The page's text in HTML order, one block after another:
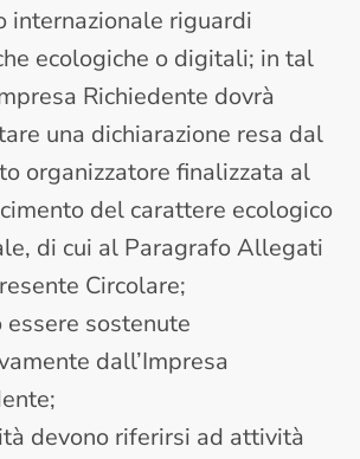
internazionale riguardi
ecologiche o digitali; in tal
Richiedente dovrà
una dichiarazione resa dal
organizzatore finalizzata al
del carattere ecologico
di cui al Paragrafo Allegati
Circolare;
essere sostenute
dall’Impresa
devono riferirsi ad attività